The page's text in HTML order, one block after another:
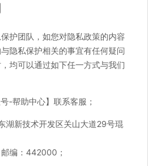
护团队，如您对隐私政策的内容
隐私保护相关的事宜有任何疑问
均可以通过如下任一方式与我们
-帮助中心】联系客服；
湖新技术开发区关山大道29号琨
编：442000；